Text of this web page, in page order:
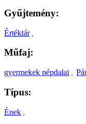
Gyűjtemény:
Értéktár
Műfaj:
gyermekek népdalai ,
Típus:
Ének